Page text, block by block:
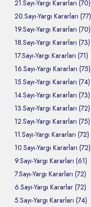
21.Sayı-Yargı Kararları (70)
20.Sayı-Yargı Kararları (77)
19.Sayı-Yargı Kararları (70)
18.Sayı-Yargı Kararları (73)
17.Sayı-Yargı Kararları (71)
16.Sayı-Yargı Kararları (75)
15.Sayı-Yargı Kararları (74)
14.Sayı-Yargı Kararları (73)
13.Sayı-Yargı Kararları (72)
12.Sayı-Yargı Kararları (75)
11.Sayı-Yargı Kararları (72)
10.Sayı-Yargı Kararları (72)
9.Sayı-Yargı Kararları (61)
7.Sayı-Yargı Kararları (72)
6.Sayı-Yargı Kararlar (72)
5.Sayı-Yargı Kararları (74)